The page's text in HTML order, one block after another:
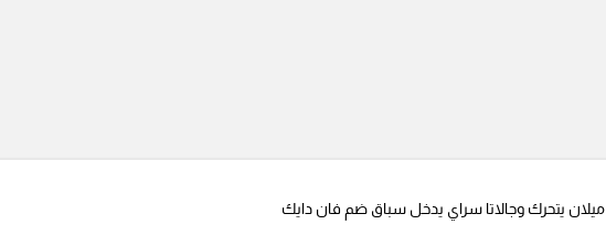
ميلان يتحرك وجالاتا سراي يدخل سباق ضم فان دايك